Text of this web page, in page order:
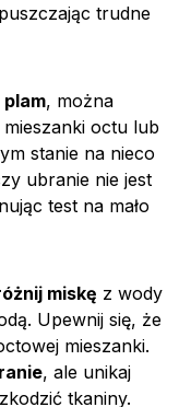
trudne
, można
octu lub
stanie na nieco
ubranie nie jest
test na mało
miskę z wody
Upewnij się, że
mieszanki.
, ale unikaj
tkaniny.